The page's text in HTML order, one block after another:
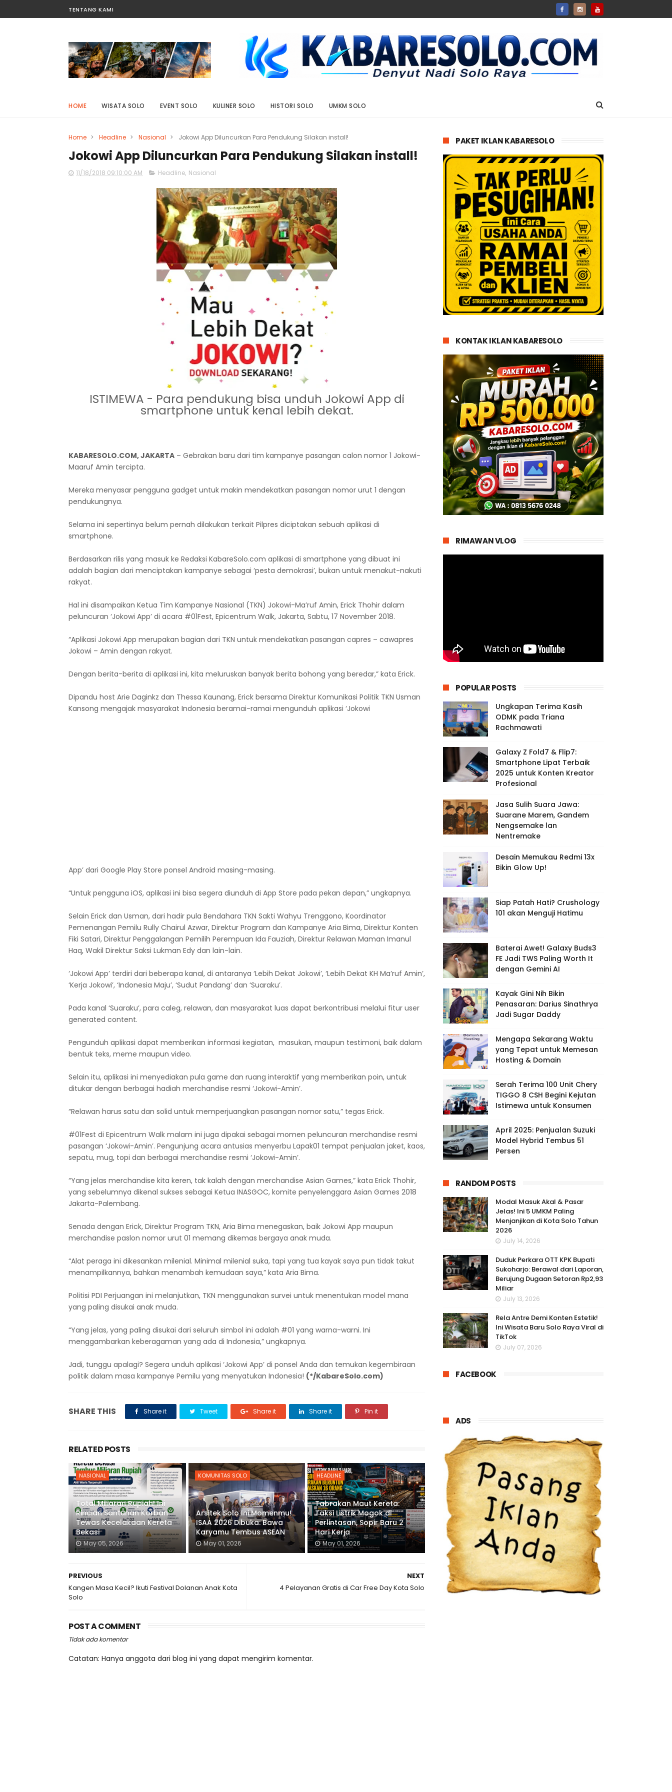
TENTANG KAMI
HOME WISATA SOLO EVENT SOLO KULINER SOLO HISTORI SOLO UMKM SOLO
Home > Headline > Nasional > Jokowi App Diluncurkan Para Pendukung Silakan install!
Jokowi App Diluncurkan Para Pendukung Silakan install!
11/18/2018 09:10:00 AM Headline, Nasional
ISTIMEWA - Para pendukung bisa unduh Jokowi App di
smartphone untuk kenal lebih dekat.
KABARESOLO.COM, JAKARTA – Gebrakan baru dari tim kampanye pasangan calon nomor 1 Jokowi-
Maaruf Amin tercipta.
Mereka menyasar pengguna gadget untuk makin mendekatkan pasangan nomor urut 1 dengan
pendukungnya.
Selama ini sepertinya belum pernah dilakukan terkait Pilpres diciptakan sebuah aplikasi di
smartphone.
Berdasarkan rilis yang masuk ke Redaksi KabareSolo.com aplikasi di smartphone yang dibuat ini
adalah bagian dari menciptakan kampanye sebagai ‘pesta demokrasi’, bukan untuk menakut-nakuti
rakyat.
Hal ini disampaikan Ketua Tim Kampanye Nasional (TKN) Jokowi-Ma’ruf Amin, Erick Thohir dalam
peluncuran ‘Jokowi App’ di acara #01Fest, Epicentrum Walk, Jakarta, Sabtu, 17 November 2018.
“Aplikasi Jokowi App merupakan bagian dari TKN untuk mendekatkan pasangan capres – cawapres
Jokowi – Amin dengan rakyat.
Dengan berita-berita di aplikasi ini, kita meluruskan banyak berita bohong yang beredar,” kata Erick.
Dipandu host Arie Daginkz dan Thessa Kaunang, Erick bersama Direktur Komunikasi Politik TKN Usman
Kansong mengajak masyarakat Indonesia beramai-ramai mengunduh aplikasi ‘Jokowi
App’ dari Google Play Store ponsel Android masing-masing.
“Untuk pengguna iOS, aplikasi ini bisa segera diunduh di App Store pada pekan depan,” ungkapnya.
Selain Erick dan Usman, dari hadir pula Bendahara TKN Sakti Wahyu Trenggono, Koordinator
Pemenangan Pemilu Rully Chairul Azwar, Direktur Program dan Kampanye Aria Bima, Direktur Konten
Fiki Satari, Direktur Penggalangan Pemilih Perempuan Ida Fauziah, Direktur Relawan Maman Imanul
Haq, Wakil Direktur Saksi Lukman Edy dan lain-lain.
‘Jokowi App’ terdiri dari beberapa kanal, di antaranya ‘Lebih Dekat Jokowi’, ‘Lebih Dekat KH Ma’ruf Amin’,
‘Kerja Jokowi’, ‘Indonesia Maju’, ‘Sudut Pandang’ dan ‘Suaraku’.
Pada kanal ‘Suaraku’, para caleg, relawan, dan masyarakat luas dapat berkontribusi melalui fitur user
generated content.
Pengunduh aplikasi dapat memberikan informasi kegiatan, masukan, maupun testimoni, baik dalam
bentuk teks, meme maupun video.
Selain itu, aplikasi ini menyediakan pula game dan ruang interaktif yang memberikan poin, untuk
ditukar dengan berbagai hadiah merchandise resmi ‘Jokowi-Amin’.
“Relawan harus satu dan solid untuk memperjuangkan pasangan nomor satu,” tegas Erick.
#01Fest di Epicentrum Walk malam ini juga dipakai sebagai momen peluncuran merchandise resmi
pasangan ‘Jokowi-Amin’. Pengunjung acara antusias menyerbu Lapak01 tempat penjualan jaket, kaos,
sepatu, mug, topi dan berbagai merchandise resmi ‘Jokowi-Amin’.
“Yang jelas merchandise kita keren, tak kalah dengan merchandise Asian Games,” kata Erick Thohir,
yang sebelumnya dikenal sukses sebagai Ketua INASGOC, komite penyelenggara Asian Games 2018
Jakarta-Palembang.
Senada dengan Erick, Direktur Program TKN, Aria Bima menegaskan, baik Jokowi App maupun
merchandise paslon nomor urut 01 memang dikemas bergaya anak muda.
“Alat peraga ini dikesankan milenial. Minimal milenial suka, tapi yang tua kayak saya pun tidak takut
menampilkannya, bahkan menambah kemudaan saya,” kata Aria Bima.
Politisi PDI Perjuangan ini melanjutkan, TKN menggunakan survei untuk menentukan model mana
yang paling disukai anak muda.
“Yang jelas, yang paling disukai dari seluruh simbol ini adalah #01 yang warna-warni. Ini
menggambarkan keberagaman yang ada di Indonesia,” ungkapnya.
Jadi, tunggu apalagi? Segera unduh aplikasi ‘Jokowi App’ di ponsel Anda dan temukan kegembiraan
politik dalam masa kampanye Pemilu yang menyatukan Indonesia! (*/KabareSolo.com)
SHARE THIS Share it Tweet Share it Share it Pin it
RELATED POSTS
NASIONAL
Total Miliaran Rupiah! Ini
Rincian Santunan Korban
Tewas Kecelakaan Kereta
Bekasi
May 05, 2026
KOMUNITAS SOLO
Arsitek Solo Ini Momenmu!
ISAA 2026 Dibuka: Bawa
Karyamu Tembus ASEAN
May 01, 2026
HEADLINE
Tabrakan Maut Kereta:
Taksi Listrik Mogok di
Perlintasan, Sopir Baru 2
Hari Kerja
May 01, 2026
NEXT
4 Pelayanan Gratis di Car Free Day Kota Solo
PREVIOUS
Kangen Masa Kecil? Ikuti Festival Dolanan Anak Kota
Solo
POST A COMMENT
Tidak ada komentar
Catatan: Hanya anggota dari blog ini yang dapat mengirim komentar.
PAKET IKLAN KABARESOLO
KONTAK IKLAN KABARESOLO
RIMAWAN VLOG
POPULAR POSTS
Ungkapan Terima Kasih
ODMK pada Triana
Rachmawati
Galaxy Z Fold7 & Flip7:
Smartphone Lipat Terbaik
2025 untuk Konten Kreator
Profesional
Jasa Sulih Suara Jawa:
Suarane Marem, Gandem
Nengsemake lan
Nentremake
Desain Memukau Redmi 13x
Bikin Glow Up!
Siap Patah Hati? Crushology
101 akan Menguji Hatimu
Baterai Awet! Galaxy Buds3
FE Jadi TWS Paling Worth It
dengan Gemini AI
Kayak Gini Nih Bikin
Penasaran: Darius Sinathrya
Jadi Sugar Daddy
Mengapa Sekarang Waktu
yang Tepat untuk Memesan
Hosting & Domain
Serah Terima 100 Unit Chery
TIGGO 8 CSH Begini Kejutan
Istimewa untuk Konsumen
April 2025: Penjualan Suzuki
Model Hybrid Tembus 51
Persen
RANDOM POSTS
Modal Masuk Akal & Pasar
Jelas! Ini 5 UMKM Paling
Menjanjikan di Kota Solo Tahun
2026
July 14, 2026
Duduk Perkara OTT KPK Bupati
Sukoharjo: Berawal dari Laporan,
Berujung Dugaan Setoran Rp2,93
Miliar
July 13, 2026
Rela Antre Demi Konten Estetik!
Ini Wisata Baru Solo Raya Viral di
TikTok
July 07, 2026
FACEBOOK
ADS